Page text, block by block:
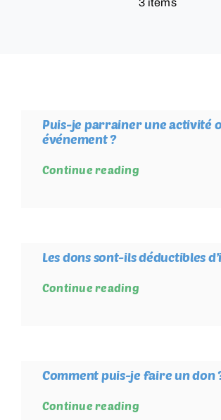
FOIRE AUX QUESTIONS
3 items
Puis-je parrainer une activité
événement ?
Continue reading
Les dons sont-ils déductibles
Continue reading
Comment puis-je faire un don
Continue reading